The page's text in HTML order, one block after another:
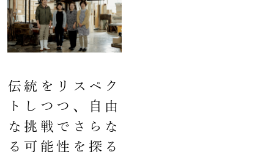
伝統をリスペク
トしつつ、自由
な挑戦でさらな
る可能性を探る